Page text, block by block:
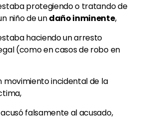
protegiendo o tratando de
niño de undaño inminente,
haciendo un arresto
(como en casos de robo en
movimiento incidental de la
falsamente al acusado,